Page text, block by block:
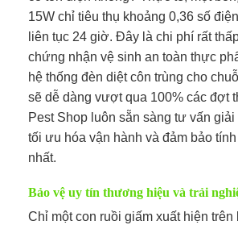
15W chỉ tiêu thụ khoảng 0,36 số
liên tục 24 giờ. Đây là chi phí rất
chứng nhận vệ sinh an toàn thực
hệ thống đèn diệt côn trùng cho
sẽ dễ dàng vượt qua 100% các đợt
Pest Shop luôn sẵn sàng tư vấn
tối ưu hóa vận hành và đảm bảo
nhất.
Bảo vệ uy tín thương hiệu và trải
Chỉ một con ruồi giấm xuất hiện trên